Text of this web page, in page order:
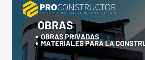
Your Name*
Your E-mail*